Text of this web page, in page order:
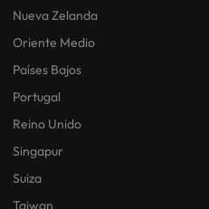
Nueva Zelanda
Oriente Medio
Países Bajos
Portugal
Reino Unido
Singapur
Suiza
Taiwan